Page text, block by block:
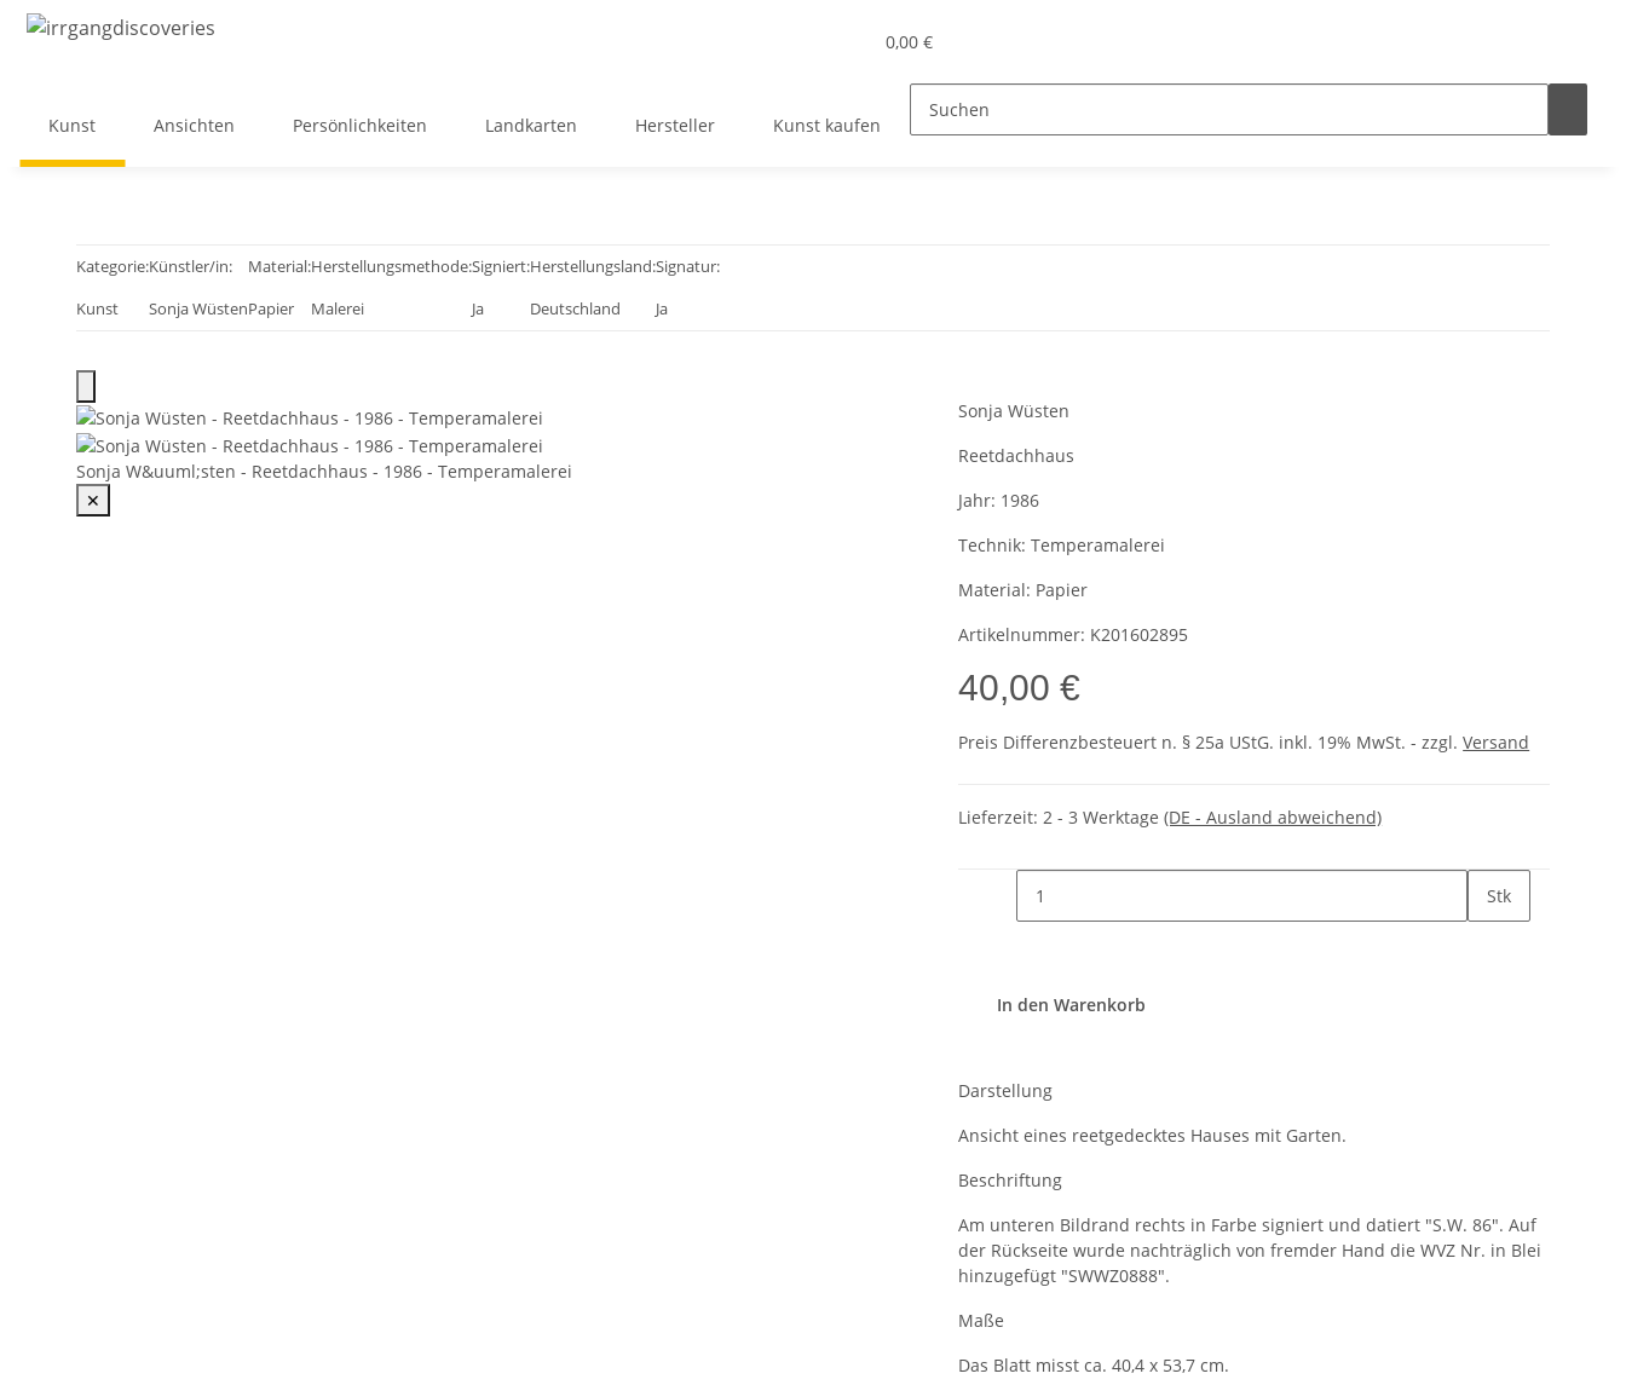
0,00 €
Kunst Ansichten Persönlichkeiten Landkarten Hersteller Kunst kaufen
Kategorie:
Kunst
Künstler/in:
Sonja Wüsten
Material:
Papier
Herstellungsmethode:
Malerei
Signiert:
Ja
Herstellungsland:
Deutschland
Signatur:
Ja
Sonja W&uuml;sten - Reetdachhaus - 1986 - Temperamalerei
✕
Sonja Wüsten
Reetdachhaus
Jahr: 1986
Technik: Temperamalerei
Material: Papier
Artikelnummer: K201602895
40,00 €
Preis Differenzbesteuert n. § 25a UStG. inkl. 19% MwSt. - zzgl.Versand
Lieferzeit:2 - 3 Werktage(DE - Ausland abweichend)
Stk
In den Warenkorb
Darstellung
Ansicht eines reetgedecktes Hauses mit Garten.
Beschriftung
Am unteren Bildrand rechts in Farbe signiert und datiert "S.W. 86". Auf
der Rückseite wurde nachträglich von fremder Hand die WVZ Nr. in Blei
hinzugefügt "SWWZ0888".
Maße
Das Blatt misst ca. 40,4 x 53,7 cm.